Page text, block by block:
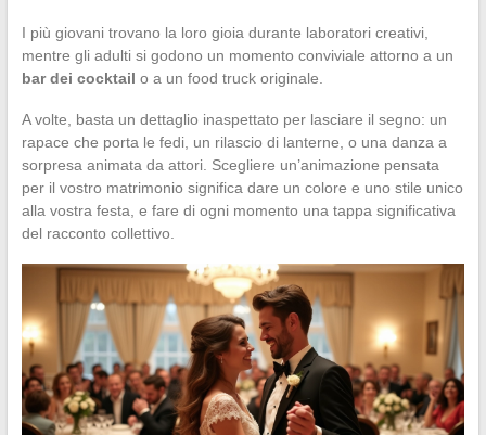
I più giovani trovano la loro gioia durante laboratori creativi,
mentre gli adulti si godono un momento conviviale attorno a un
bar dei cocktail o a un food truck originale.
A volte, basta un dettaglio inaspettato per lasciare il segno: un
rapace che porta le fedi, un rilascio di lanterne, o una danza a
sorpresa animata da attori. Scegliere un’animazione pensata
per il vostro matrimonio significa dare un colore e uno stile unico
alla vostra festa, e fare di ogni momento una tappa significativa
del racconto collettivo.